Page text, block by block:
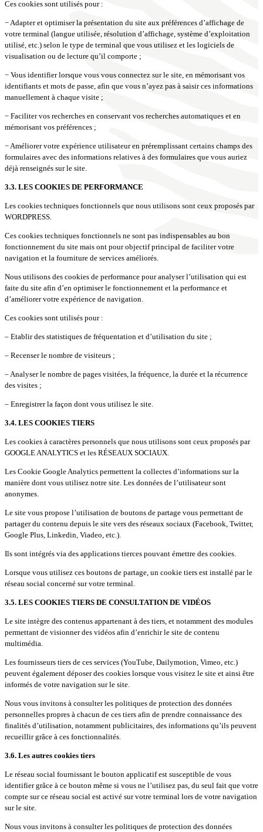
Ces cookies sont utilisés pour :
− Adapter et optimiser la présentation du site aux préférences d’affichage de
votre terminal (langue utilisée, résolution d’affichage, système d’exploitation
utilisé, etc.) selon le type de terminal que vous utilisez et les logiciels de
visualisation ou de lecture qu’il comporte ;
− Vous identifier lorsque vous vous connectez sur le site, en mémorisant vos
identifiants et mots de passe, afin que vous n’ayez pas à saisir ces informations
manuellement à chaque visite ;
− Faciliter vos recherches en conservant vos recherches automatiques et en
mémorisant vos préférences ;
− Améliorer votre expérience utilisateur en préremplissant certains champs des
formulaires avec des informations relatives à des formulaires que vous auriez
déjà renseignés sur le site.
3.3. LES COOKIES DE PERFORMANCE
Les cookies techniques fonctionnels que nous utilisons sont ceux proposés par
WORDPRESS.
Ces cookies techniques fonctionnels ne sont pas indispensables au bon
fonctionnement du site mais ont pour objectif principal de faciliter votre
navigation et la fourniture de services améliorés.
Nous utilisons des cookies de performance pour analyser l’utilisation qui est
faite du site afin d’en optimiser le fonctionnement et la performance et
d’améliorer votre expérience de navigation.
Ces cookies sont utilisés pour :
– Etablir des statistiques de fréquentation et d’utilisation du site ;
– Recenser le nombre de visiteurs ;
– Analyser le nombre de pages visitées, la fréquence, la durée et la récurrence
des visites ;
– Enregistrer la façon dont vous utilisez le site.
3.4. LES COOKIES TIERS
Les cookies à caractères personnels que nous utilisons sont ceux proposés par
GOOGLE ANALYTICS et les RÉSEAUX SOCIAUX.
Les Cookie Google Analytics permettent la collectes d’informations sur la
manière dont vous utilisez notre site. Les données de l’utilisateur sont
anonymes.
Le site vous propose l’utilisation de boutons de partage vous permettant de
partager du contenu depuis le site vers des réseaux sociaux (Facebook, Twitter,
Google Plus, Linkedin, Viadeo, etc.).
Ils sont intégrés via des applications tierces pouvant émettre des cookies.
Lorsque vous utilisez ces boutons de partage, un cookie tiers est installé par le
réseau social concerné sur votre terminal.
3.5. LES COOKIES TIERS DE CONSULTATION DE VIDÉOS
Le site intègre des contenus appartenant à des tiers, et notamment des modules
permettant de visionner des vidéos afin d’enrichir le site de contenu
multimédia.
Les fournisseurs tiers de ces services (YouTube, Dailymotion, Vimeo, etc.)
peuvent également déposer des cookies lorsque vous visitez le site et ainsi être
informés de votre navigation sur le site.
Nous vous invitons à consulter les politiques de protection des données
personnelles propres à chacun de ces tiers afin de prendre connaissance des
finalités d’utilisation, notamment publicitaires, des informations qu’ils peuvent
recueillir grâce à ces fonctionnalités.
3.6. Les autres cookies tiers
Le réseau social fournissant le bouton applicatif est susceptible de vous
identifier grâce à ce bouton même si vous ne l’utilisez pas, du seul fait que votre
compte sur ce réseau social est activé sur votre terminal lors de votre navigation
sur le site.
Nous vous invitons à consulter les politiques de protection des données